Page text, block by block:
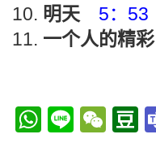
明天
5：53
一个人的精彩
Line